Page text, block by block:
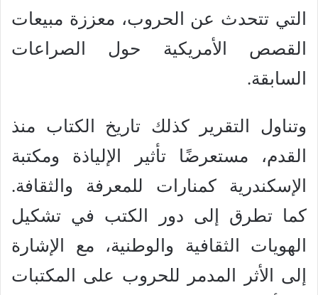
التي تتحدث عن الحروب، معززة مبيعات
القصص الأمريكية حول الصراعات
السابقة.
وتناول التقرير كذلك تاريخ الكتاب منذ
القدم، مستعرضًا تأثير الإلياذة ومكتبة
الإسكندرية كمنارات للمعرفة والثقافة.
كما تطرق إلى دور الكتب في تشكيل
الهويات الثقافية والوطنية، مع الإشارة
إلى الأثر المدمر للحروب على المكتبات